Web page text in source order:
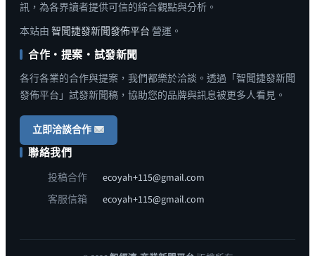
訊，為各界讀者提供可信的綜合觀點與分析。
本站由 智聞捷發新聞發佈平台 營運。
合作・提案・試發新聞
各行各業的合作與提案，我們都樂於洽談。透過「智聞捷發新聞
發佈平台」試發新聞稿，協助您的品牌與訊息被更多人看見。
立即洽談合作
聯絡我們
投稿合作
ecoyah+115@gmail.com
客服信箱
ecoyah+115@gmail.com